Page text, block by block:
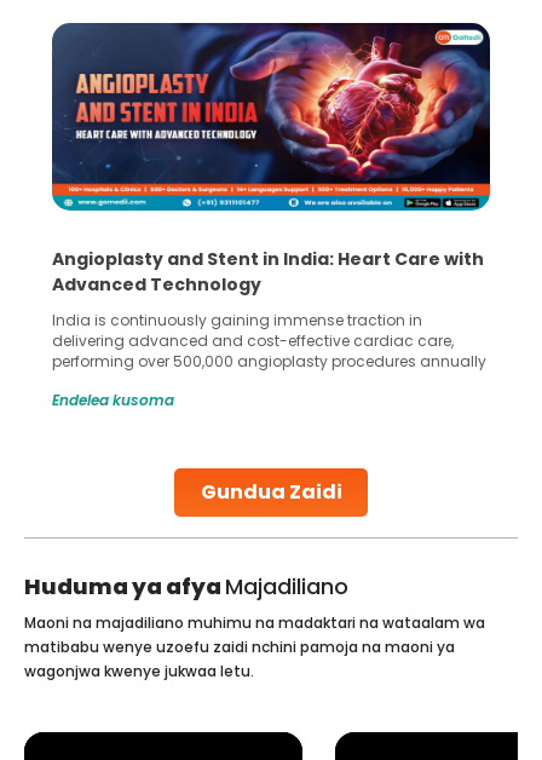
Gundua Zaidi
Angioplasty and Stent in India: Heart Care with
Advanced Technology
India is continuously gaining immense traction in
delivering advanced and cost-effective cardiac care,
performing over 500,000 angioplasty procedures annually
globe are searching for treatments like angioplasty and
Studies, such as one published
Endelea kusoma
Huduma ya afya Majadiliano
Maoni na majadiliano muhimu na madaktari na wataalam wa
matibabu wenye uzoefu zaidi nchini pamoja na maoni ya
wagonjwa kwenye jukwaa letu.